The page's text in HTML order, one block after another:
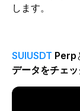
します。
SUIUSDT Perp
データをチェッ